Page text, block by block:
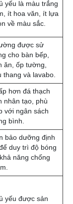
Đá trắng
tạo
Bột đá tự
phụ gia tạo
Độ cứng trung